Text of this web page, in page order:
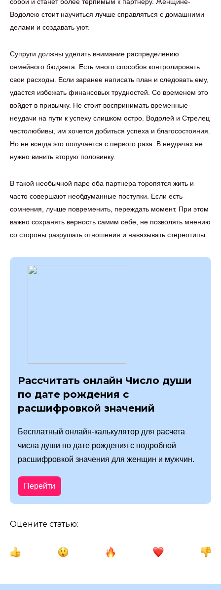
Водолею стоит научиться лучше справляться с домашними
делами и создавать уют.
Супруги должны уделить внимание распределению
семейного бюджета. Есть много способов контролировать
свои расходы. Если заранее написать план и следовать ему,
удастся избежать финансовых трудностей. Со временем это
войдет в привычку. Не стоит воспринимать временные
неудачи на пути к успеху слишком остро. Водолей и Стрелец
честолюбивы, им хочется добиться успеха и благосостояния.
Но не всегда это получается с первого раза. В неудачах не
нужно винить вторую половинку.
В такой необычной паре оба партнера торопятся жить и
часто совершают необдуманные поступки. Если есть
сомнения, лучше повременить, переждать момент. При этом
важно сохранять верность самим себе, не позволять мнению
со стороны разрушать отношения и навязывать стереотипы.
Рассчитать онлайн Число души
по дате рождения с
расшифровкой значений
Бесплатный онлайн-калькулятор для расчета
числа души по дате рождения с подробной
расшифровкой значения для женщин и мужчин.
Перейти
Оцените статью: